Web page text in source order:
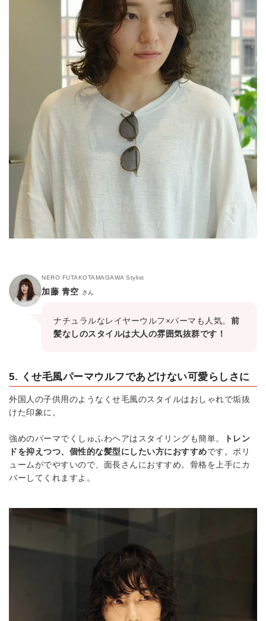
NERO FUTAKOTAMAGAWA Stylist
加藤 青空 さん
ナチュラルなレイヤーウルフ×パーマも人気。 前
髪なしのスタイルは大人の雰囲気抜群です！
5. くせ毛風パーマウルフであどけない可愛らしさに
外国人の子供用のようなくせ毛風のスタイルはおしゃれで垢抜
けた印象に。
強めのパーマでくしゅふわヘアはスタイリングも簡単。
トレン
ドを抑えつつ、個性的な髪型にしたい方におすすめです。ボリ
ュームがでやすいので、面長さんにおすすめ。骨格を上手にカ
バーしてくれますよ。